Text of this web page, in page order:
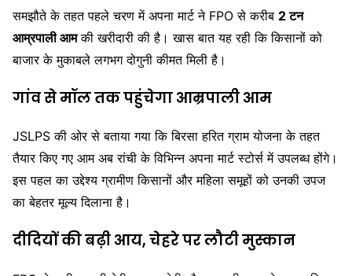
समझौते के तहत पहले चरण में अपना मार्ट ने FPO से करीब 2 टन
आम्रपाली आमकी खरीदारी की है। खास बात यह रही कि किसानों को
बाजार के मुकाबले लगभग दोगुनी कीमत मिली है।
गांव से मॉल तक पहुंचेगा आम्रपाली आम
JSLPS की ओर से बताया गया कि बिरसा हरित ग्राम योजना के तहत
तैयार किए गए आम अब रांची के विभिन्न अपना मार्ट स्टोर्स में उपलब्ध होंगे।
इस पहल का उद्देश्य ग्रामीण किसानों और महिला समूहों को उनकी उपज
का बेहतर मूल्य दिलाना है।
दीदियों की बढ़ी आय, चेहरे पर लौटी मुस्कान